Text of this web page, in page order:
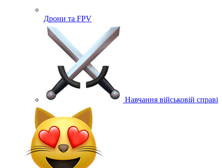
Дрони та FPV
Навчання військовій справі